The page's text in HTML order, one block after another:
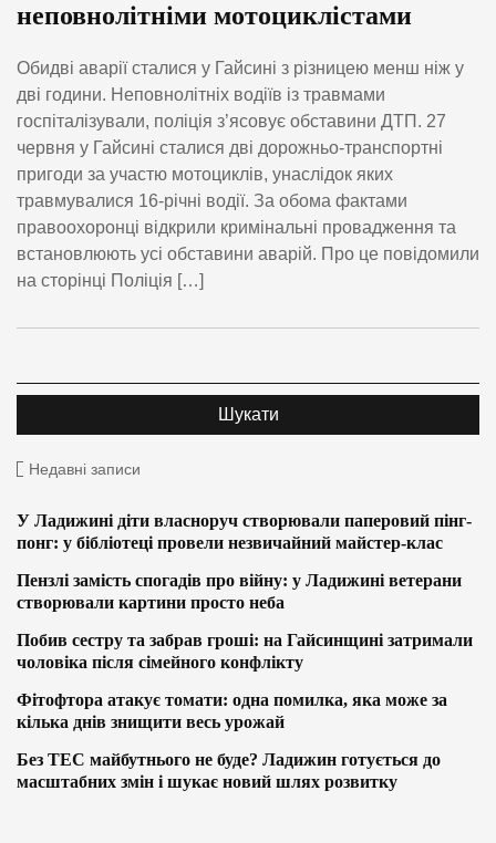
неповнолітніми мотоциклістами
Обидві аварії сталися у Гайсині з різницею менш ніж у
дві години. Неповнолітніх водіїв із травмами
госпіталізували, поліція з’ясовує обставини ДТП. 27
червня у Гайсині сталися дві дорожньо-транспортні
пригоди за участю мотоциклів, унаслідок яких
травмувалися 16-річні водії. За обома фактами
правоохоронці відкрили кримінальні провадження та
встановлюють усі обставини аварій. Про це повідомили
на сторінці Поліція […]
Недавні записи
У Ладижині діти власноруч створювали паперовий пінг-
понг: у бібліотеці провели незвичайний майстер-клас
Пензлі замість спогадів про війну: у Ладижині ветерани
створювали картини просто неба
Побив сестру та забрав гроші: на Гайсинщині затримали
чоловіка після сімейного конфлікту
Фітофтора атакує томати: одна помилка, яка може за
кілька днів знищити весь урожай
Без ТЕС майбутнього не буде? Ладижин готується до
масштабних змін і шукає новий шлях розвитку